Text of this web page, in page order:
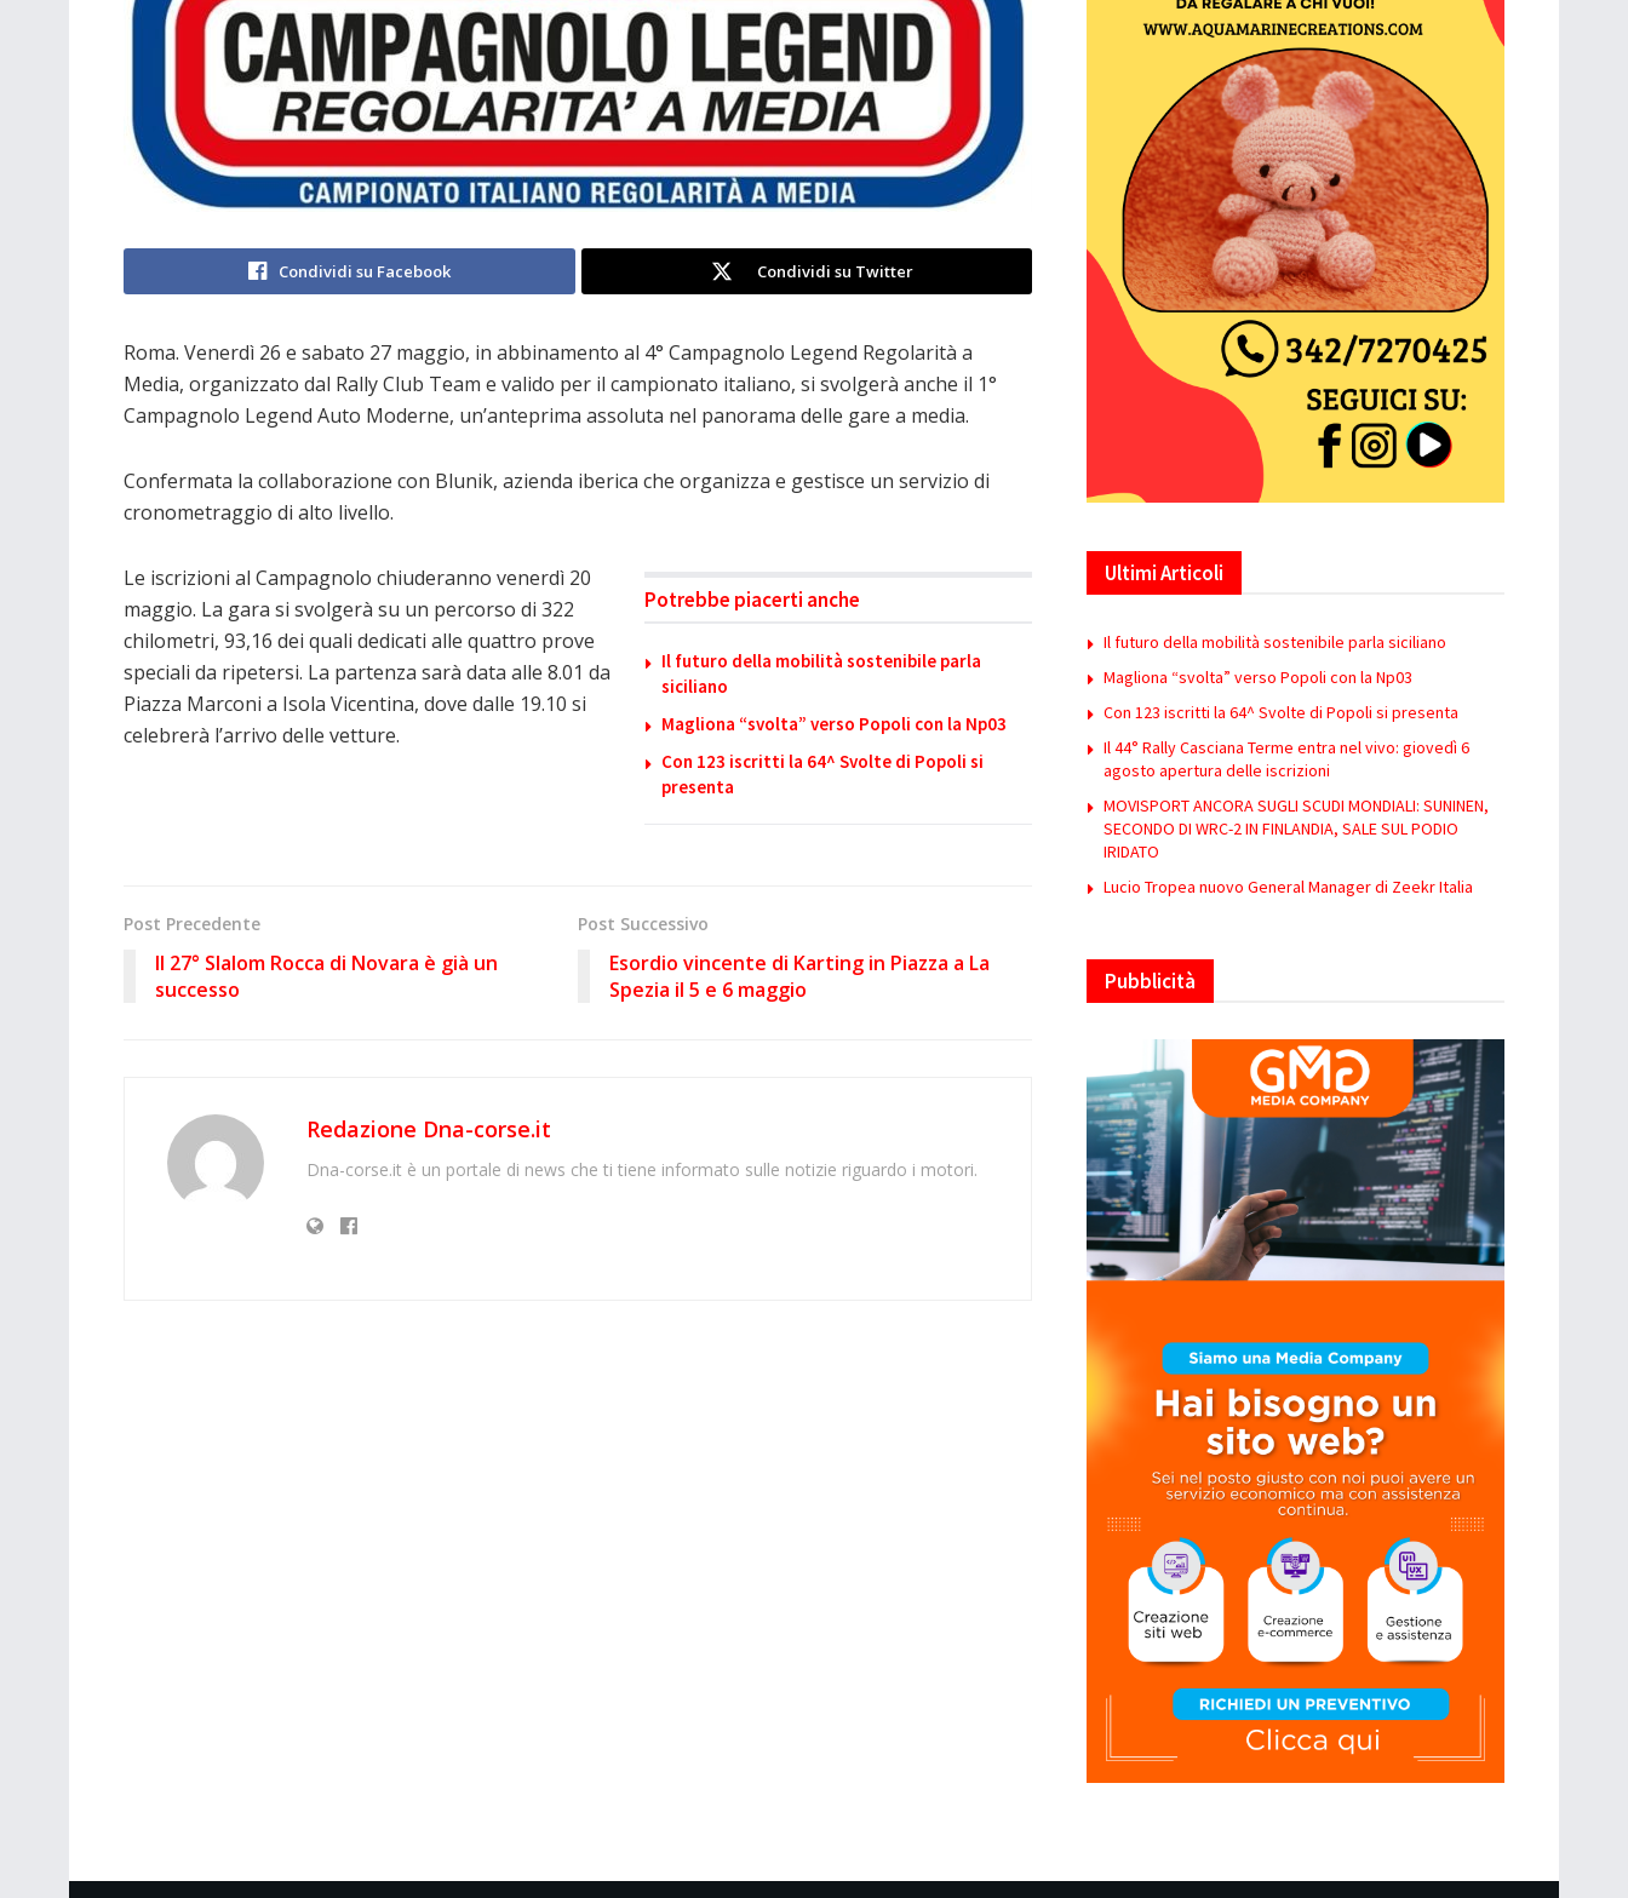
Condividi su Facebook Condividi su Twitter
Roma. Venerdì 26 e sabato 27 maggio, in abbinamento al 4° Campagnolo Legend Regolarità a
Media, organizzato dal Rally Club Team e valido per il campionato italiano, si svolgerà anche il 1°
Campagnolo Legend Auto Moderne, un’anteprima assoluta nel panorama delle gare a media.
Confermata la collaborazione con Blunik, azienda iberica che organizza e gestisce un servizio di
cronometraggio di alto livello.
Potrebbe piacerti anche
Il futuro della mobilità sostenibile parla
siciliano
Magliona “svolta” verso Popoli con la Np03
Con 123 iscritti la 64^ Svolte di Popoli si
presenta
Le iscrizioni al Campagnolo chiuderanno venerdì 20
maggio. La gara si svolgerà su un percorso di 322
chilometri, 93,16 dei quali dedicati alle quattro prove
speciali da ripetersi. La partenza sarà data alle 8.01 da
Piazza Marconi a Isola Vicentina, dove dalle 19.10 si
celebrerà l’arrivo delle vetture.
Post Precedente
Il 27° Slalom Rocca di Novara è già un
successo
Post Successivo
Esordio vincente di Karting in Piazza a La
Spezia il 5 e 6 maggio
Redazione Dna-corse.it
Dna-corse.it è un portale di news che ti tiene informato sulle notizie riguardo i motori.
Ultimi Articoli
Il futuro della mobilità sostenibile parla siciliano
Magliona “svolta” verso Popoli con la Np03
Con 123 iscritti la 64^ Svolte di Popoli si presenta
Il 44° Rally Casciana Terme entra nel vivo: giovedì 6
agosto apertura delle iscrizioni
MOVISPORT ANCORA SUGLI SCUDI MONDIALI: SUNINEN,
SECONDO DI WRC-2 IN FINLANDIA, SALE SUL PODIO
IRIDATO
Lucio Tropea nuovo General Manager di Zeekr Italia
Pubblicità